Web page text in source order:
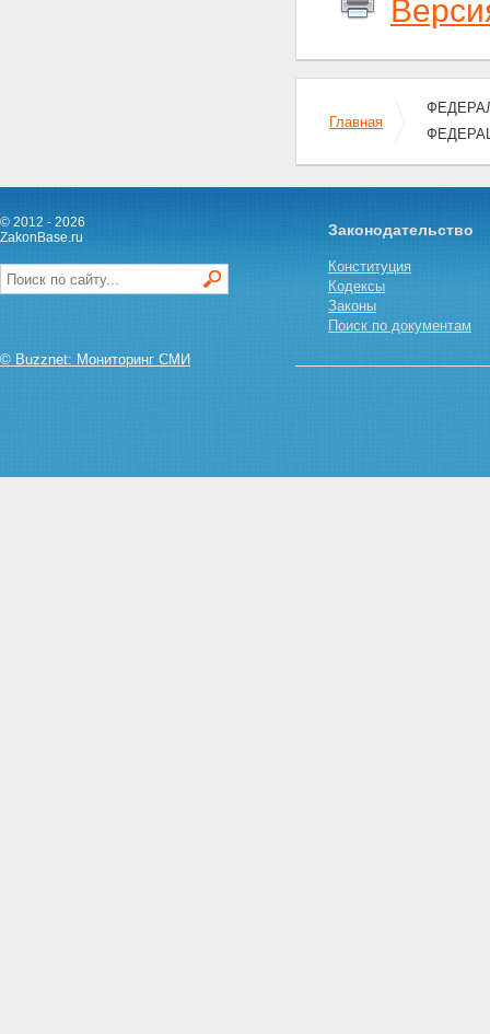
Главная
© 2012 - 2026
ZakonBase.ru
© Buzznet: Мониторинг СМИ
Законодательство
Конституция
Кодексы
Законы
Поиск по документам